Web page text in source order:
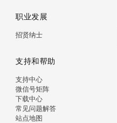
职业发展
招贤纳士
支持和帮助
支持中心
微信号矩阵
下载中心
常见问题解答
站点地图